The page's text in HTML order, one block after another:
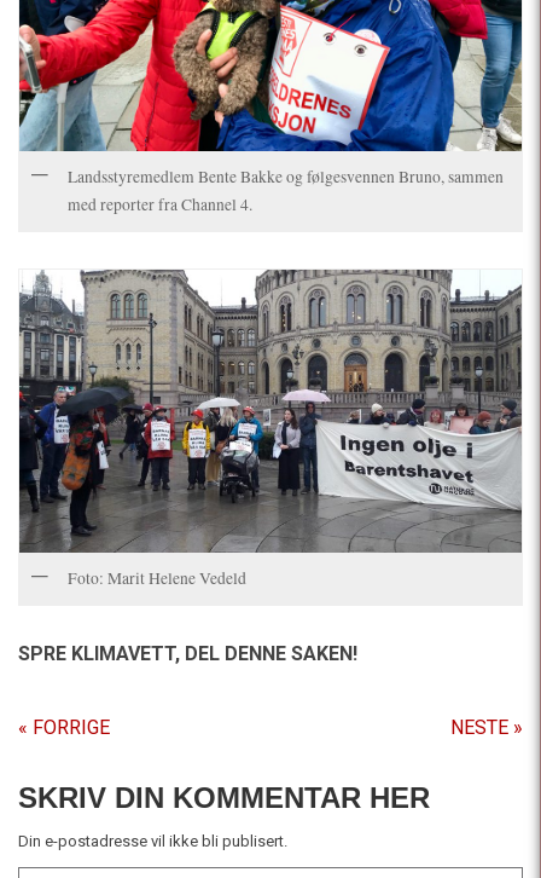
Landsstyremedlem Bente Bakke og følgesvennen Bruno, sammen
med reporter fra Channel 4.
Foto: Marit Helene Vedeld
SPRE KLIMAVETT, DEL DENNE SAKEN!
« FORRIGE NESTE »
SKRIV DIN KOMMENTAR HER
Din e-postadresse vil ikke bli publisert.